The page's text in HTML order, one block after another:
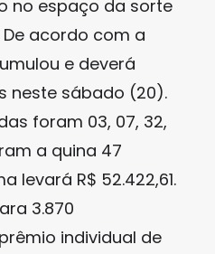
no espaço da sorte
De acordo com a
e deverá
neste sábado (20).
foram 03, 07, 32,
a quina 47
levará R$ 52.422,61.
3.870
individual de